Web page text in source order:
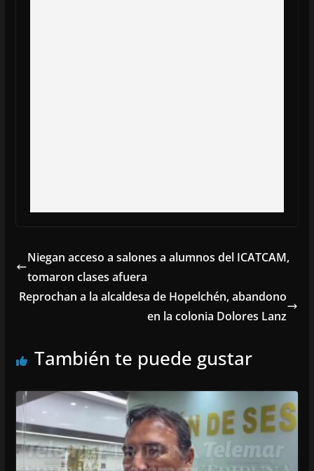
Niegan acceso a salones a alumnos del ICATCAM,
tomaron clases afuera
Reprochan a la alcaldesa de Hopelchén, abandono
en la colonia Dolores Lanz
También te puede gustar